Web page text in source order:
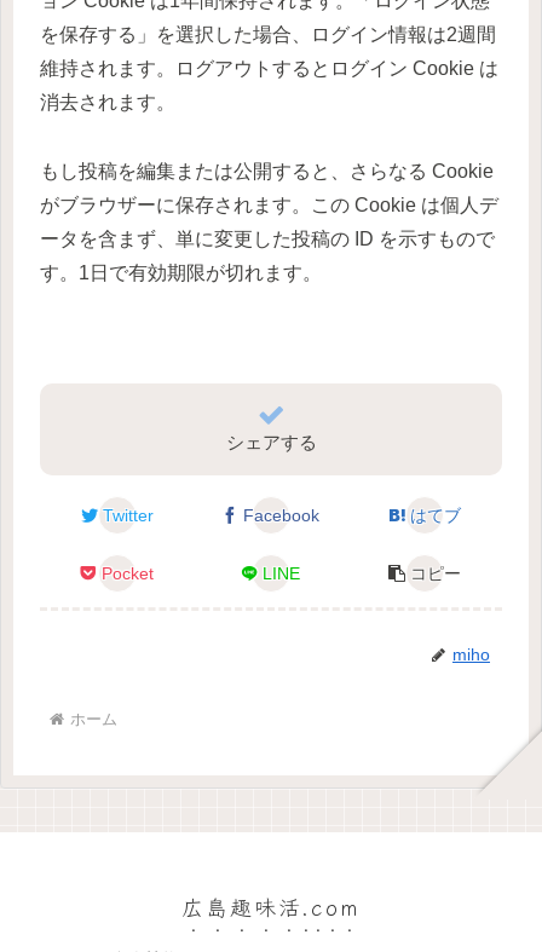
を保存する」を選択した場合、ログイン情報は2週間
維持されます。ログアウトするとログイン Cookie は
消去されます。
もし投稿を編集または公開すると、さらなる Cookie
がブラウザーに保存されます。この Cookie は個人デ
ータを含まず、単に変更した投稿の ID を示すもので
す。1日で有効期限が切れます。
シェアする
Twitter Facebook はてブ
Pocket LINE コピー
miho
ホーム
広島趣味活.com